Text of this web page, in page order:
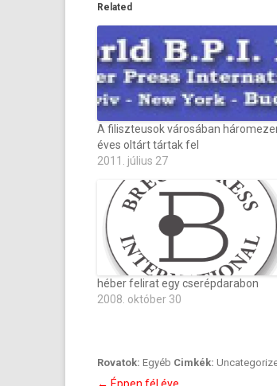
Related
A filiszteusok városában
éves oltárt tártak fel
2011. július 27
héber felirat egy cserépdarabon
2008. október 30
Rovatok: Egyéb Cimkék: